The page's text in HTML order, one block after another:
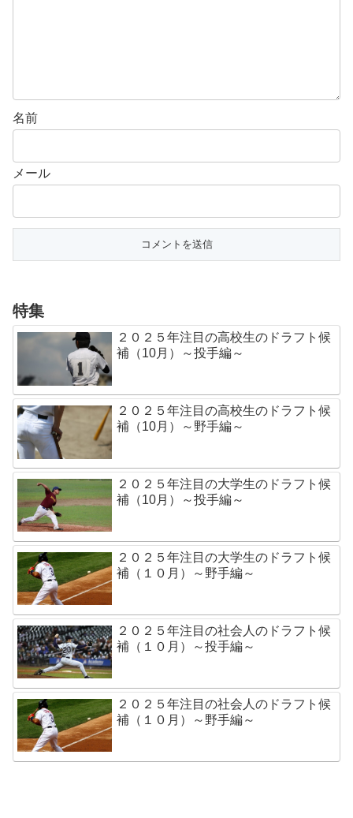
名前
メール
特集
２０２５年注目の高校生のドラフト候
補（10月）～投手編～
２０２５年注目の高校生のドラフト候
補（10月）～野手編～
２０２５年注目の大学生のドラフト候
補（10月）～投手編～
２０２５年注目の大学生のドラフト候
補（１０月）～野手編～
２０２５年注目の社会人のドラフト候
補（１０月）～投手編～
２０２５年注目の社会人のドラフト候
補（１０月）～野手編～